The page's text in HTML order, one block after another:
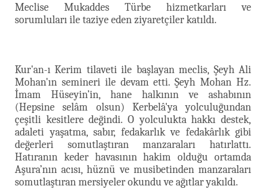
Meclise Mukaddes Türbe hizmetkarları ve
sorumluları ile taziye eden ziyaretçiler katıldı.
Kur'an-ı Kerim tilaveti ile başlayan meclis, Şeyh Ali
Mohan'ın semineri ile devam etti. Şeyh Mohan Hz.
İmam Hüseyin’in, hane halkının ve ashabının
(Hepsine selâm olsun) Kerbelâ'ya yolculuğundan
çeşitli kesitlere değindi. O yolculukta hakkı destek,
adaleti yaşatma, sabır, fedakarlık ve fedakârlık gibi
değerleri somutlaştıran manzaraları hatırlattı.
Hatıranın keder havasının hakim olduğu ortamda
Aşura’nın acısı, hüznü ve musibetinden manzaraları
somutlaştıran mersiyeler okundu ve ağıtlar yakıldı.